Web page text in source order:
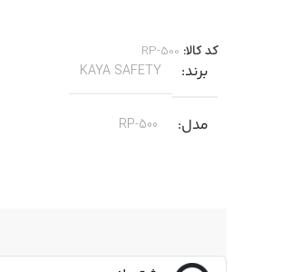
کد کالا: RP-500
برند KAYA SAFETY
مدل RP-500